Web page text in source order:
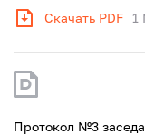
Скачать PDF 1
Протокол №3